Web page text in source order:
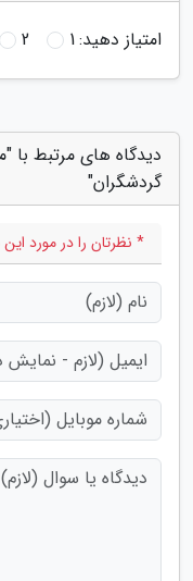
امتیاز دهید:1
2
دیدگاه های مرتبط
گردشگران"
* نظرتان را در مورد این